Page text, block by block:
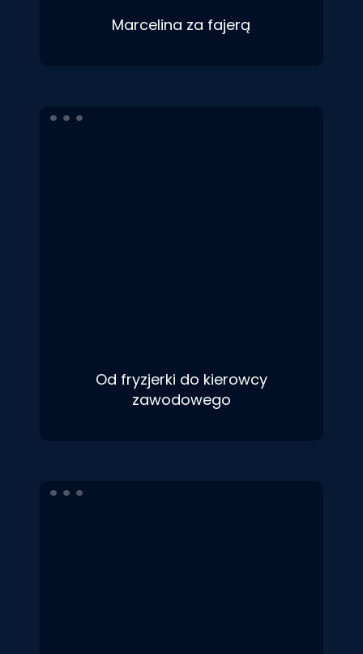
Marcelina za fajerą
Od fryzjerki do kierowcy
zawodowego